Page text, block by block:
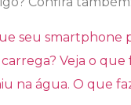
seu smartphone
Veja o que
na água. O que